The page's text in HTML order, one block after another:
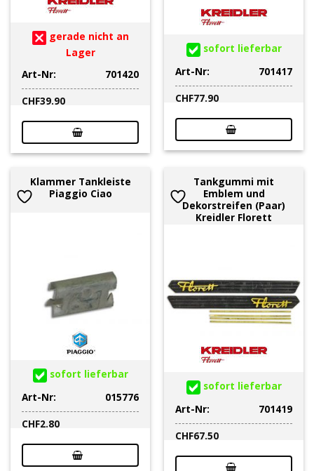
gerade nicht an
Lager
Art-Nr:
701420
CHF39.90
sofort lieferbar
Art-Nr:
701417
CHF77.90
Klammer Tankleiste
Piaggio Ciao
sofort lieferbar
Art-Nr:
015776
CHF2.80
Tankgummi mit
Emblem und
Dekorstreifen (Paar)
Kreidler Florett
sofort lieferbar
Art-Nr:
701419
CHF67.50